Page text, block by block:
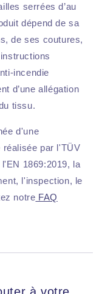
serrées d’au
dépend de sa
de ses coutures,
incendie
d’une allégation
tissu.
d'une
réalisée par l'TÜV
1869:2019, la
l'inspection, le
notre FAQ